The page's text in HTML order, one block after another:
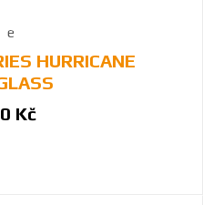
HURRICANE
Kč